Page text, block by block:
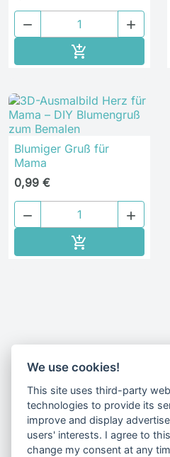
 

Blumiger Gruß für
Mama
0,99 €
 

Sonderangebote per E-
Du kannst dein
Benutze dafür bitte das
We use cookies!
This site uses third-party
technologies to provide its
improve and display
users' interests. I agree to
change my consent at any